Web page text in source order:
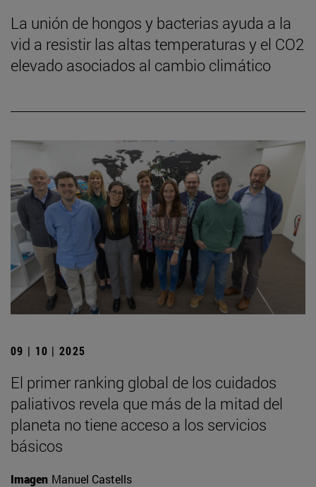
La unión de hongos y bacterias ayuda a la
vid a resistir las altas temperaturas y el CO2
elevado asociados al cambio climático
09 | 10 | 2025
El primer ranking global de los cuidados
paliativos revela que más de la mitad del
planeta no tiene acceso a los servicios
básicos
Imagen Manuel Castells